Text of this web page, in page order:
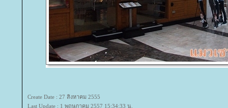
Create Date : 27 สิงหาคม 2555
Last Update : 1 พฤษภาคม 2557 15:34:33 น.